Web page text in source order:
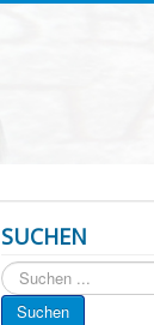
SUCHEN
Suchen
...
Suchen